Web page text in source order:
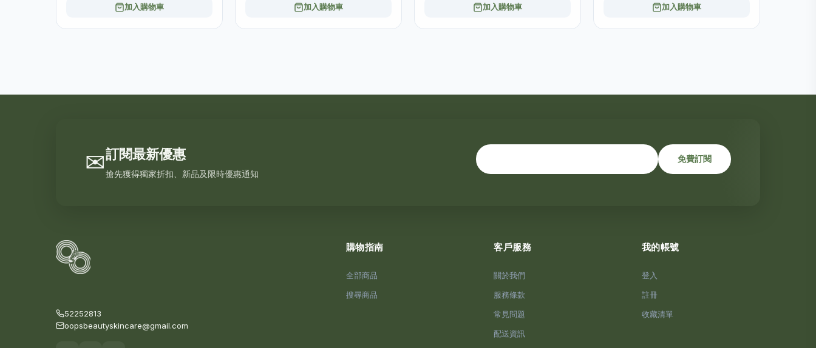
加入購物車 加入購物車 加入購物車 加入購物車
✉訂閱最新優惠
搶先獲得獨家折扣、新品及限時優惠通知
免費訂閱
52252813
oopsbeautyskincare@gmail.com
購物指南
全部商品
搜尋商品
客戶服務
關於我們
服務條款
常見問題
配送資訊
我的帳號
登入
註冊
收藏清單